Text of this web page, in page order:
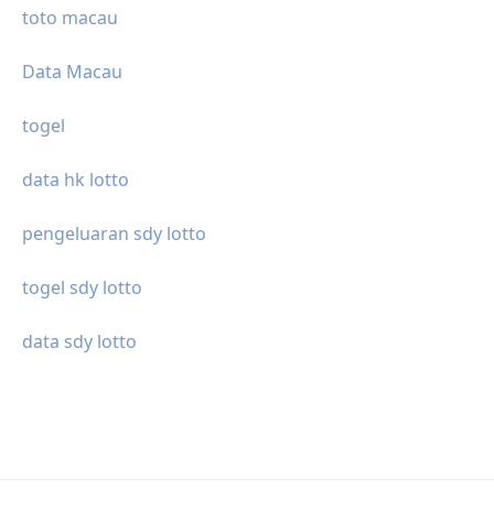
toto macau
Data Macau
togel
data hk lotto
pengeluaran sdy lotto
togel sdy lotto
data sdy lotto